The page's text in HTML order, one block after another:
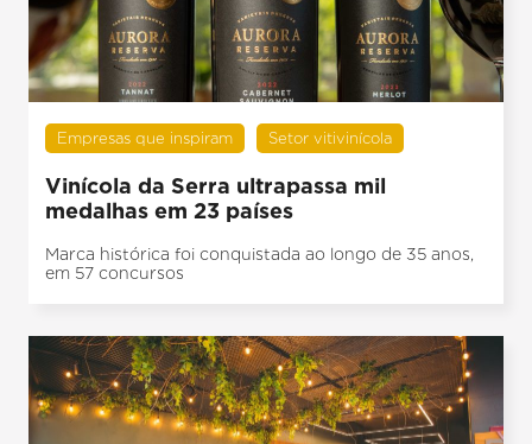
Empresas que inspiram Setor vitivinícola
Vinícola da Serra ultrapassa mil
medalhas em 23 países
Marca histórica foi conquistada ao longo de 35 anos,
em 57 concursos